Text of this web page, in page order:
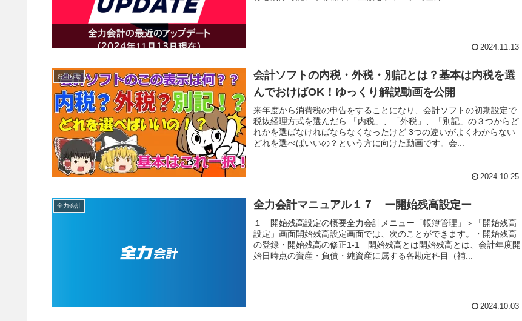
2024.11.13
お知らせ
会計ソフトの内税・外税・別記とは？基本は内税を選
んでおけばOK！ゆっくり解説動画を公開
来年度から消費税の申告をすることになり、会計ソフトの初期設定で
税抜経理方式を選んだら 「内税」、「外税」、「別記」の３つからど
れかを選ばなければならなくなったけど 3つの違いがよくわからない
どれを選べばいいの？という方に向けた動画です。会...
2024.10.25
全力会計 全力会計マニュアル１７ ー開始残高設定ー
１ 開始残高設定の概要全力会計メニュー「帳簿管理」＞「開始残高
設定」画面開始残高設定画面では、次のことができます。・開始残高
の登録・開始残高の修正1-1 開始残高とは開始残高とは、会計年度開
始日時点の資産・負債・純資産に属する各勘定科目（補...
2024.10.03